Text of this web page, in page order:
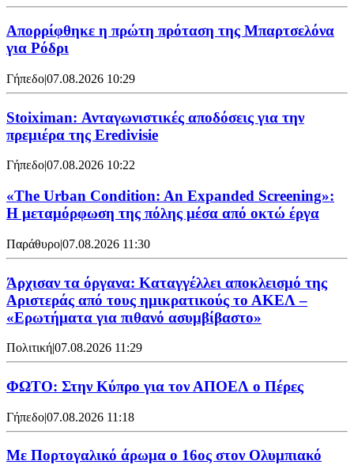
Απορρίφθηκε η πρώτη πρόταση της Μπαρτσελόνα
για Ρόδρι
Γήπεδο|07.08.2026 10:29
Stoiximan: Ανταγωνιστικές αποδόσεις για την
πρεμιέρα της Eredivisie
Γήπεδο|07.08.2026 10:22
«The Urban Condition: An Expanded Screening»:
Η μεταμόρφωση της πόλης μέσα από οκτώ έργα
Παράθυρο|07.08.2026 11:30
Άρχισαν τα όργανα: Καταγγέλλει αποκλεισμό της
Αριστεράς από τους ημικρατικούς το ΑΚΕΛ –
«Ερωτήματα για πιθανό ασυμβίβαστο»
Πολιτική|07.08.2026 11:29
ΦΩΤΟ: Στην Κύπρο για τον ΑΠΟΕΛ ο Πέρες
Γήπεδο|07.08.2026 11:18
Με Πορτογαλικό άρωμα ο 16ος στον Ολυμπιακό